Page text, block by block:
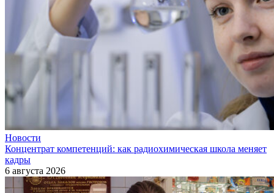
Новости
Концентрат компетенций: как радиохимическая школа меняет
кадры
6 августа 2026